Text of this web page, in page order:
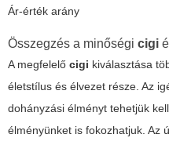
Ár-érték arány
Összegzés a minőségi cigi
A megfelelő cigi kiválasztása
életstílus és élvezet része. Az
dohányzási élményt tehetjük
élményünket is fokozhatjuk. Az